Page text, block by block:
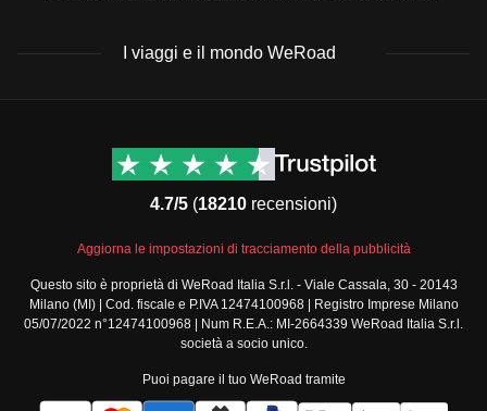
I viaggi e il mondo WeRoad
Viaggi di gruppo Nord
Viaggi di gruppo Centro
Viaggi di gruppo Sud
America
Viaggi di gruppo Africa
Viaggi di gruppo Asia
Contatti
Termini e condizioni
Condizioni generali
standard
Policy annullamento
viaggio
Cookie policy
Privacy policy
4.7/5 (18210 recensioni)
Aggiorna le impostazioni di tracciamento della pubblicità
Questo sito è proprietà di WeRoad Italia S.r.l. - Viale Cassala, 30 - 20143
Milano (MI) | Cod. fiscale e P.IVA 12474100968 | Registro Imprese Milano
05/07/2022 n°12474100968 | Num R.E.A.: MI-2664339 WeRoad Italia S.r.l.
società a socio unico.
Puoi pagare il tuo WeRoad tramite